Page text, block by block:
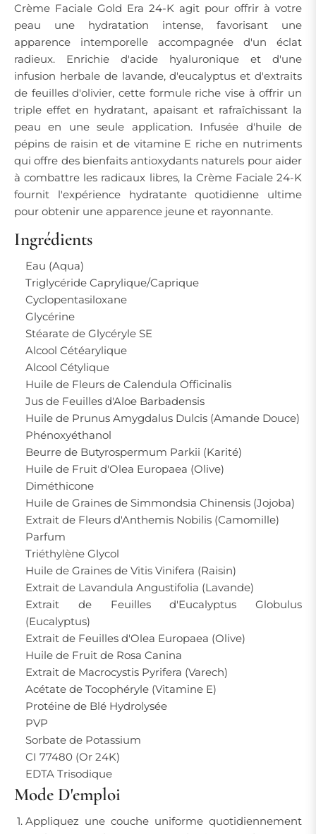
Crème Faciale Gold Era 24-K agit pour offrir à votre
peau une hydratation intense, favorisant une
apparence intemporelle accompagnée d'un éclat
radieux. Enrichie d'acide hyaluronique et d'une
infusion herbale de lavande, d'eucalyptus et d'extraits
de feuilles d'olivier, cette formule riche vise à offrir un
triple effet en hydratant, apaisant et rafraîchissant la
peau en une seule application. Infusée d'huile de
pépins de raisin et de vitamine E riche en nutriments
qui offre des bienfaits antioxydants naturels pour aider
à combattre les radicaux libres, la Crème Faciale 24-K
fournit l'expérience hydratante quotidienne ultime
pour obtenir une apparence jeune et rayonnante.
Ingrédients
Eau (Aqua)
Triglycéride Caprylique/Caprique
Cyclopentasiloxane
Glycérine
Stéarate de Glycéryle SE
Alcool Cétéarylique
Alcool Cétylique
Huile de Fleurs de Calendula Officinalis
Jus de Feuilles d'Aloe Barbadensis
Huile de Prunus Amygdalus Dulcis (Amande Douce)
Phénoxyéthanol
Beurre de Butyrospermum Parkii (Karité)
Huile de Fruit d'Olea Europaea (Olive)
Diméthicone
Huile de Graines de Simmondsia Chinensis (Jojoba)
Extrait de Fleurs d'Anthemis Nobilis (Camomille)
Parfum
Triéthylène Glycol
Huile de Graines de Vitis Vinifera (Raisin)
Extrait de Lavandula Angustifolia (Lavande)
Extrait de Feuilles d'Eucalyptus Globulus
(Eucalyptus)
Extrait de Feuilles d'Olea Europaea (Olive)
Huile de Fruit de Rosa Canina
Extrait de Macrocystis Pyrifera (Varech)
Acétate de Tocophéryle (Vitamine E)
Protéine de Blé Hydrolysée
PVP
Sorbate de Potassium
CI 77480 (Or 24K)
EDTA Trisodique
Mode D'emploi
Appliquez une couche uniforme quotidiennement